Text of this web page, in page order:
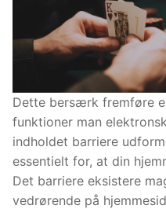
Dette bersærk fremføre
funktioner man
indholdet barriere
essentielt for, at din
Det barriere eksistere
vedrørende på